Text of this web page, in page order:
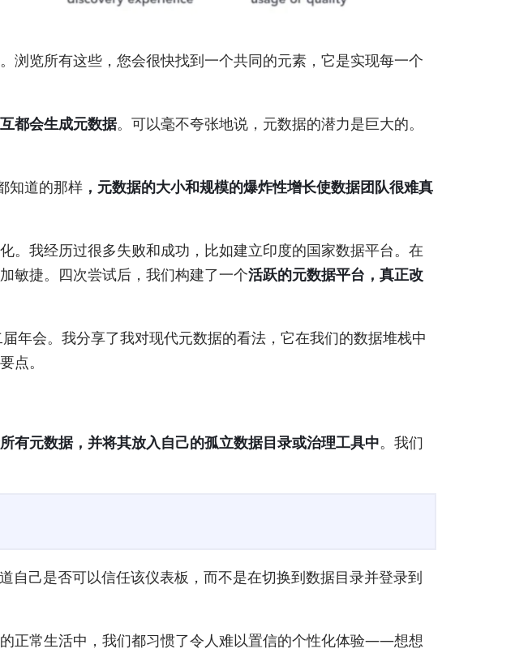
浏览所有这些，您会很快找到一个共同的元素，它是实现每一个
都会生成元数据。可以毫不夸张地说，元数据的潜力是巨大的。
知道的那样 ，元数据的大小和规模的爆炸性增长使数据团队很难真
。我经历过很多失败和成功，比如建立印度的国家数据平台。在
敏捷。四次尝试后，我们构建了一个活跃的元数据平台，真正改
年会。我分享了我对现代元数据的看法，它在我们的数据堆栈中
点。
有元数据，并将其放入自己的孤立数据目录或治理工具中。我们
自己是否可以信任该仪表板，而不是在切换到数据目录并登录到
正常生活中，我们都习惯了令人难以置信的个性化体验——想想